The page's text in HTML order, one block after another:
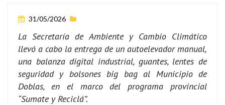
31/05/2026
La Secretaría de Ambiente y Cambio Climático
llevó a cabo la entrega de un autoelevador manual,
una balanza digital industrial, guantes, lentes de
seguridad y bolsones big bag al Municipio de
Doblas, en el marco del programa provincial
“Sumate y Reciclá”.